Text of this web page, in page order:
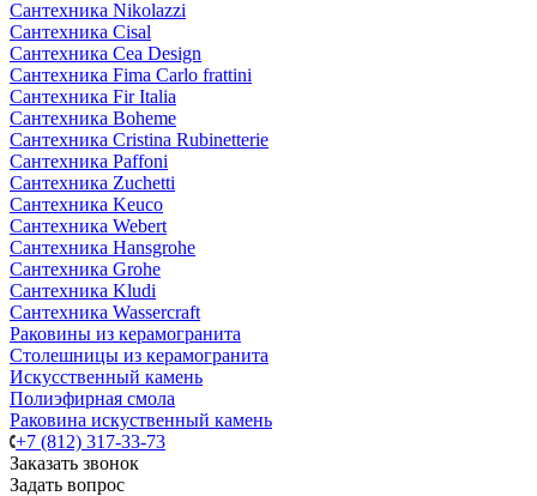
Сантехника Nikolazzi
Сантехника Cisal
Сантехника Cea Design
Сантехника Fima Carlo frattini
Сантехника Fir Italia
Сантехника Boheme
Сантехника Cristina Rubinetterie
Сантехника Paffoni
Сантехника Zuchetti
Сантехника Keuco
Сантехника Webert
Сантехника Hansgrohe
Сантехника Grohe
Сантехника Kludi
Сантехника Wassercraft
Раковины из керамогранита
Столешницы из керамогранита
Искусственный камень
Полиэфирная смола
Раковина искуственный камень
+7 (812) 317-33-73
Заказать звонок
Задать вопрос